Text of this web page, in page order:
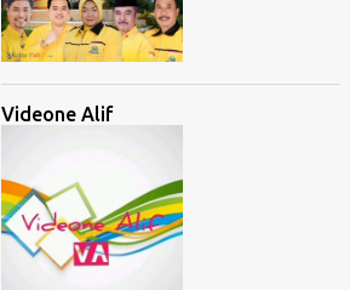
Videone Alif